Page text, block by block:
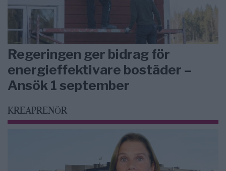
Regeringen ger bidrag för
energieffektivare bostäder –
Ansök 1 september
KREAPRENÖR